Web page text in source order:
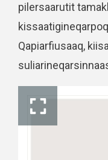
pilersaarutit
Qapiarfiusaaq,